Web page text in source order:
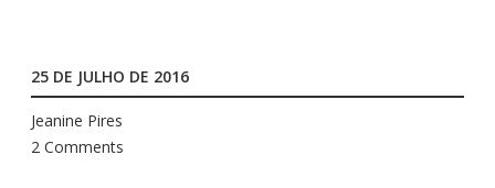
25 DE JULHO DE 2016
Jeanine Pires
2 Comments